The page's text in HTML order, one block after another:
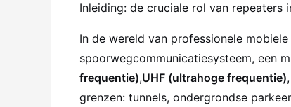
Inleiding: de cruciale rol van repeaters
In de wereld van professionele
spoorwegcommunicatiesysteem, een
frequentie),UHF (ultrahoge frequentie)
grenzen: tunnels, ondergrondse